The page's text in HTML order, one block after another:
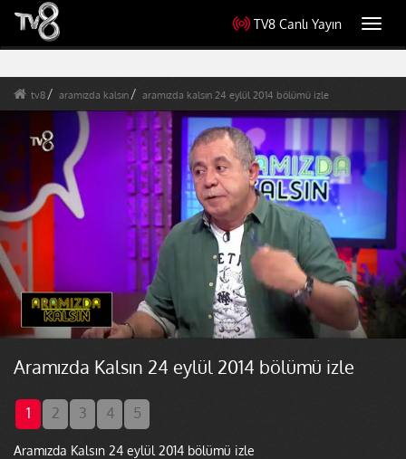
TV8 Canlı Yayın
tv8 aramızda kalsın aramızda kalsın 24 eylül 2014 bölümü izle
Aramızda Kalsın 24 eylül 2014 bölümü izle
1 2 3 4 5
Aramızda Kalsın 24 eylül 2014 bölümü izle